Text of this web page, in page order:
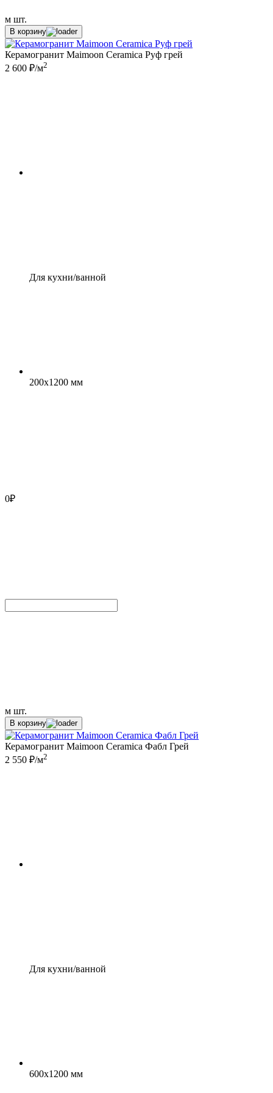
м шт.
В корзину
Керамогранит Maimoon Ceramica Руф грей
2 600 ₽/м2
Для кухни/ванной
200x1200 мм
0₽
м шт.
В корзину
Керамогранит Maimoon Ceramica Фабл Грей
2 550 ₽/м2
Для кухни/ванной
600x1200 мм